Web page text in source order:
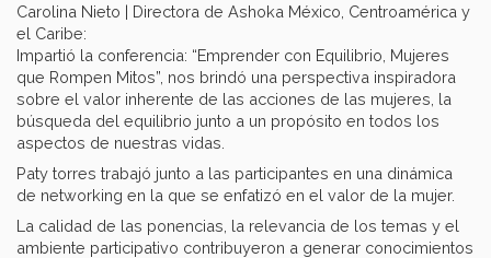
Carolina Nieto | Directora de Ashoka México, Centroamérica y
el Caribe: ​
Impartió la conferencia: “Emprender con Equilibrio, Mujeres
que Rompen Mitos”, nos brindó una perspectiva inspiradora
sobre el valor inherente de las acciones de las mujeres, la
búsqueda del equilibrio junto a un propósito en todos los
aspectos de nuestras vidas.​
Paty torres trabajó junto a las participantes en una dinámica
de networking en la que se enfatizó en el valor de la mujer. ​
La calidad de las ponencias, la relevancia de los temas y el
ambiente participativo contribuyeron a generar conocimientos